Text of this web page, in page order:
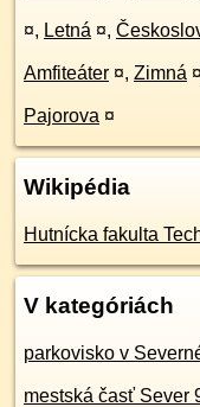
¤, Letná ¤,
Amfiteáter ¤, Zimná ¤
Pajorova ¤
Wikipédia
Hutnícka fakulta
V kategóriách
parkovisko v
mestská časť Sever